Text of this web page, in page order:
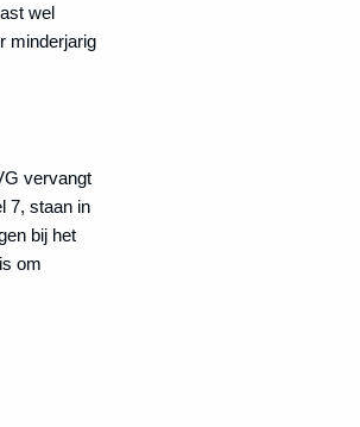
wel
minderjarig
vervangt
7, staan in
bij het
om